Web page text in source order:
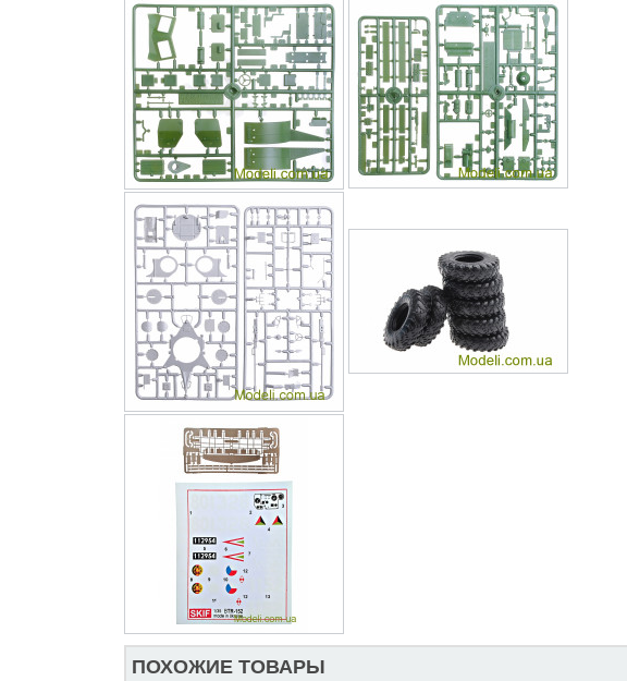
ПОХОЖИЕ ТОВАРЫ